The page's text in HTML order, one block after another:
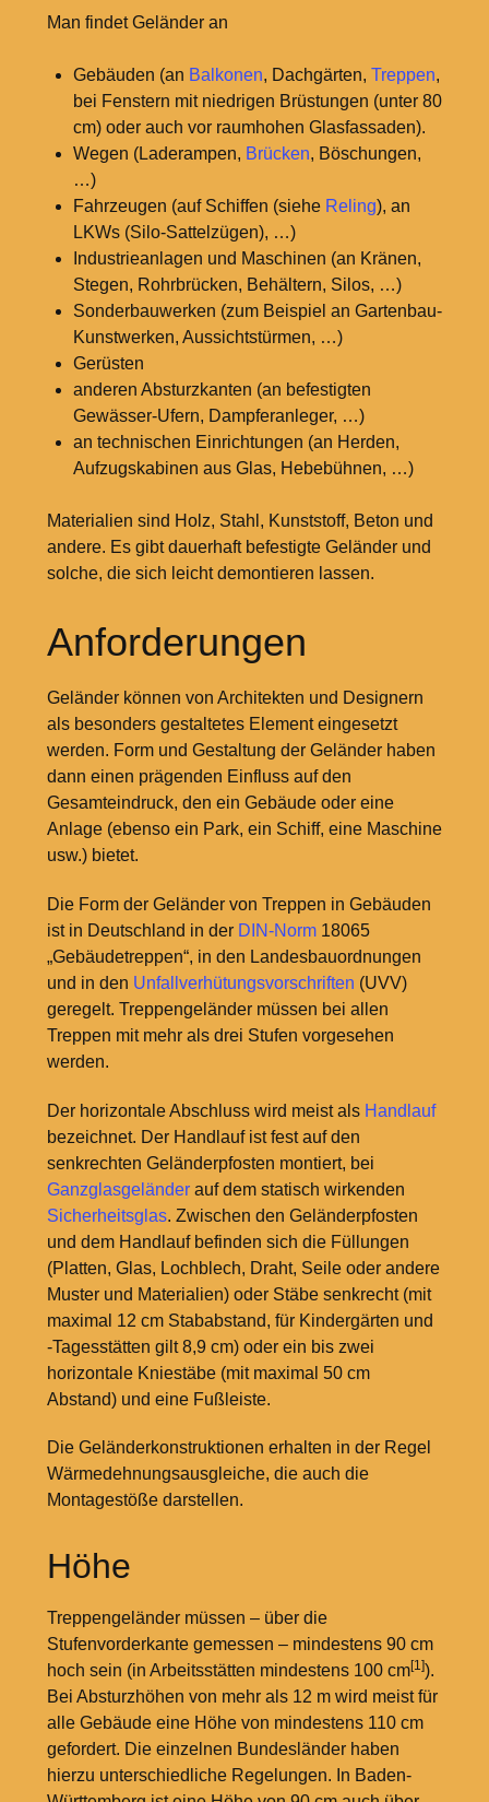
Man findet Geländer an
Gebäuden (an Balkonen, Dachgärten, Treppen,
bei Fenstern mit niedrigen Brüstungen (unter 80
cm) oder auch vor raumhohen Glasfassaden).
Wegen (Laderampen, Brücken, Böschungen,
…)
Fahrzeugen (auf Schiffen (siehe Reling), an
LKWs (Silo-Sattelzügen), …)
Industrieanlagen und Maschinen (an Kränen,
Stegen, Rohrbrücken, Behältern, Silos, …)
Sonderbauwerken (zum Beispiel an Gartenbau-
Kunstwerken, Aussichtstürmen, …)
Gerüsten
anderen Absturzkanten (an befestigten
Gewässer-Ufern, Dampferanleger, …)
an technischen Einrichtungen (an Herden,
Aufzugskabinen aus Glas, Hebebühnen, …)
Materialien sind Holz, Stahl, Kunststoff, Beton und
andere. Es gibt dauerhaft befestigte Geländer und
solche, die sich leicht demontieren lassen.
Anforderungen
Geländer können von Architekten und Designern
als besonders gestaltetes Element eingesetzt
werden. Form und Gestaltung der Geländer haben
dann einen prägenden Einfluss auf den
Gesamteindruck, den ein Gebäude oder eine
Anlage (ebenso ein Park, ein Schiff, eine Maschine
usw.) bietet.
Die Form der Geländer von Treppen in Gebäuden
ist in Deutschland in der DIN-Norm18065
„Gebäudetreppen“, in den Landesbauordnungen
und in den Unfallverhütungsvorschriften (UVV)
geregelt. Treppengeländer müssen bei allen
Treppen mit mehr als drei Stufen vorgesehen
werden.
Der horizontale Abschluss wird meist als Handlauf
bezeichnet. Der Handlauf ist fest auf den
senkrechten Geländerpfosten montiert, bei
Ganzglasgeländerauf dem statisch wirkenden
Sicherheitsglas. Zwischen den Geländerpfosten
und dem Handlauf befinden sich die Füllungen
(Platten, Glas, Lochblech, Draht, Seile oder andere
Muster und Materialien) oder Stäbe senkrecht (mit
maximal 12 cm Stababstand, für Kindergärten und
-Tagesstätten gilt 8,9 cm) oder ein bis zwei
horizontale Kniestäbe (mit maximal 50 cm
Abstand) und eine Fußleiste.
Die Geländerkonstruktionen erhalten in der Regel
Wärmedehnungsausgleiche, die auch die
Montagestöße darstellen.
Höhe
Treppengeländer müssen – über die
Stufenvorderkante gemessen – mindestens 90 cm
hoch sein (in Arbeitsstätten mindestens 100 cm[1]).
Bei Absturzhöhen von mehr als 12 m wird meist für
alle Gebäude eine Höhe von mindestens 110 cm
gefordert. Die einzelnen Bundesländer haben
hierzu unterschiedliche Regelungen. In Baden-